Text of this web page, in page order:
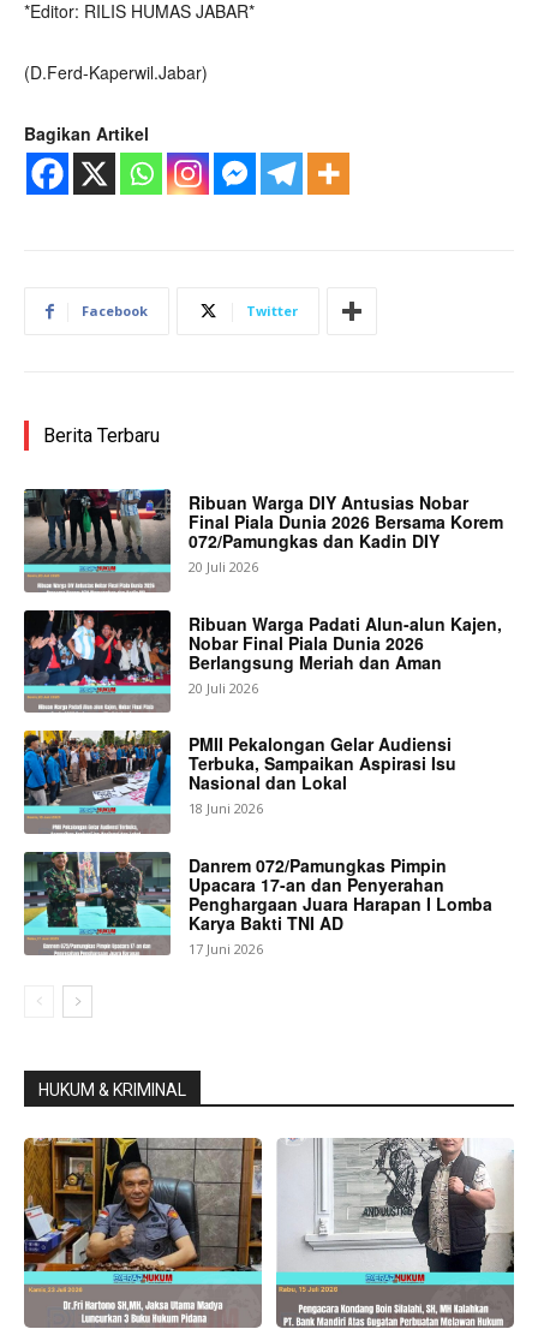
*Editor: RILIS HUMAS JABAR*
(D.Ferd-Kaperwil.Jabar)
Bagikan Artikel
Facebook Twitter
Berita Terbaru
Ribuan Warga DIY Antusias Nobar
Final Piala Dunia 2026 Bersama Korem
072/Pamungkas dan Kadin DIY
20 Juli 2026
Ribuan Warga Padati Alun-alun Kajen,
Nobar Final Piala Dunia 2026
Berlangsung Meriah dan Aman
20 Juli 2026
PMII Pekalongan Gelar Audiensi
Terbuka, Sampaikan Aspirasi Isu
Nasional dan Lokal
18 Juni 2026
Danrem 072/Pamungkas Pimpin
Upacara 17-an dan Penyerahan
Penghargaan Juara Harapan I Lomba
Karya Bakti TNI AD
17 Juni 2026
HUKUM & KRIMINAL